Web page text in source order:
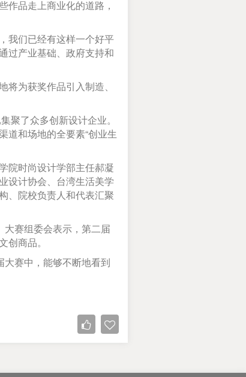
作品走上商业化的道路，
我们已经有这样一个好平
过产业基础、政府支持和
为获奖作品引入制造、
了众多创新设计企业。
道和场地的全要素“创业生
院时尚设计学部主任郝凝
设计协会、台湾生活美学
、院校负责人和代表汇聚
赛组委会表示，第二届
商品。
赛中，能够不断地看到